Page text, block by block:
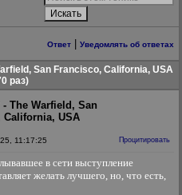
Ответ Уведомлять об ответах
San Francisco, California, USA
раз)
- The Warfield, San
California, USA
11:17:25 Процитировать
в сети выступление
желать лучшего, но, что есть,